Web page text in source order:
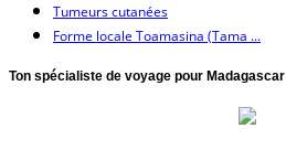
Tumeurs cutanées
Forme locale Toamasina (Tama ...
Ton spécialiste de voyage pour Madagascar